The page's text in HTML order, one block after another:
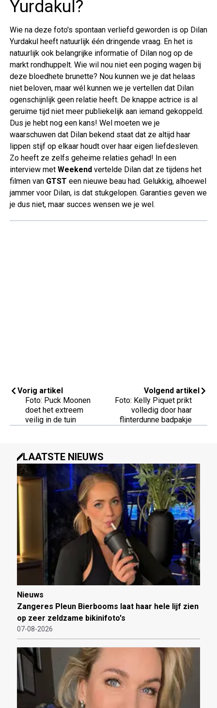
Yurdakul?
Wie na deze foto's spontaan verliefd geworden is op Dilan
Yurdakul heeft natuurlijk één dringende vraag. En het is
natuurlijk ook belangrijke informatie of Dilan nog op de
markt rondhuppelt. Wie wil nou niet een poging wagen bij
deze bloedhete brunette? Nou kunnen we je dat helaas
niet beloven, maar wél kunnen we je vertellen dat Dilan
ogenschijnlijk geen relatie heeft. De knappe actrice is al
geruime tijd niet meer publiekelijk aan iemand gekoppeld.
Dus je hebt nog een kans! Wel moeten we je
waarschuwen dat Dilan bekend staat dat ze altijd haar
lippen stijf op elkaar houdt over haar eigen liefdesleven.
Zo heeft ze zelfs geheime relaties gehad! In een
interview met Weekend vertelde Dilan dat ze tijdens het
filmen van GTST een nieuwe beau had. Gelukkig, alhoewel
jammer voor Dilan, is dat stukgelopen. Garanties geven we
je dus niet, maar succes wensen we je wel.
Vorig artikel
Foto: Puck Moonen
doet het extreem
veilig in de tuin
Volgend artikel
Foto: Kelly Piquet prikt
volledig door haar
flinterdunne badpakje
LAATSTE NIEUWS
Nieuws
Zangeres Pleun Bierbooms laat haar hele lijf zien
op zeer zeldzame bikinifoto's
07-08-2026